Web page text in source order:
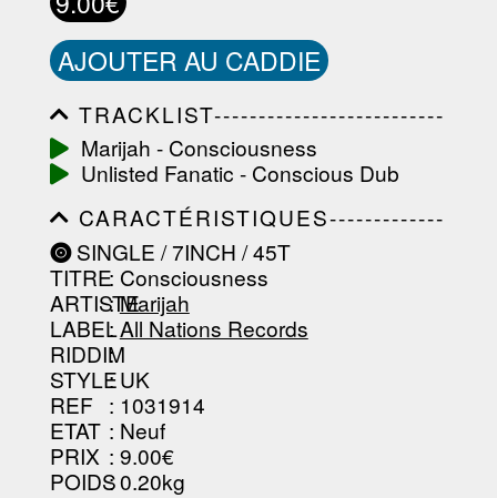
AJOUTER AU CADDIE
TRACKLIST--------------------------
-----------------------------------------
-----------------------------------------
-----------------------------------------
-------------------
Marijah - Consciousness
Unlisted Fanatic - Conscious Dub
CARACTÉRISTIQUES-------------
-----------------------------------------
-----------------------------------------
-----------------------------------------
-----------------------------------------
--------------------------------
SINGLE / 7INCH / 45T
TITRE: Consciousness
ARTISTE
:Marijah
LABEL
:All Nations Records
RIDDIM
:
STYLE: UK
REF : 1031914
ETAT : Neuf
PRIX : 9.00€
POIDS: 0.20kg